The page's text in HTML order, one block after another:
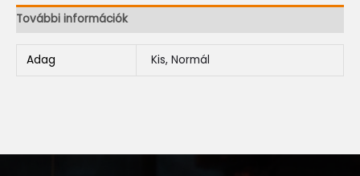
További információk
Adag Kis, Normál